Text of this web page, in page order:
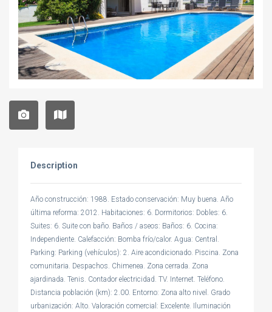
Description
Año construcción: 1988. Estado conservación: Muy buena. Año
última reforma: 2012. Habitaciones: 6. Dormitorios: Dobles: 6.
Suites: 6. Suite con baño. Baños / aseos: Baños: 6. Cocina:
Independiente. Calefacción: Bomba frío/calor. Agua: Central.
Parking: Parking (vehículos): 2. Aire acondicionado. Piscina. Zona
comunitaria. Despachos. Chimenea. Zona cerrada. Zona
ajardinada. Tenis. Contador electricidad. TV. Internet. Teléfono.
Distancia población (km): 2.00. Entorno: Zona alto nivel. Grado
urbanización: Alto. Valoración comercial: Excelente. Iluminación